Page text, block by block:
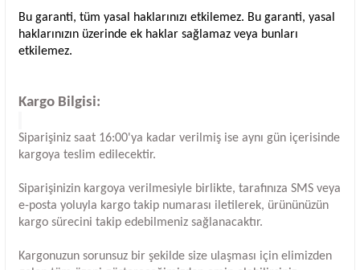
Bu garanti, tüm yasal haklarınızı etkilemez. Bu garanti, yasal
haklarınızın üzerinde ek haklar sağlamaz veya bunları
etkilemez.
Kargo Bilgisi:
Siparişiniz saat 16:00'ya kadar verilmiş ise aynı gün içerisinde
kargoya teslim edilecektir.
Siparişinizin kargoya verilmesiyle birlikte, tarafınıza SMS veya
e-posta yoluyla kargo takip numarası iletilerek, ürününüzün
kargo sürecini takip edebilmeniz sağlanacaktır.
Kargonuzun sorunsuz bir şekilde size ulaşması için elimizden